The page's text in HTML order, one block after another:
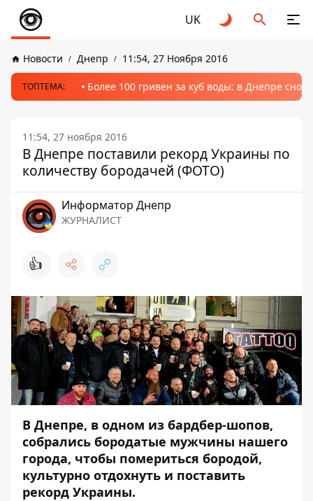
UK
Новости Днепр 11:54, 27 Ноября 2016
ТОПТЕМА: Более 100 гривен за куб воды: в Днепре
11:54, 27 ноября 2016
В Днепре поставили рекорд Украины по
количеству бородачей (ФОТО)
Информатор Днепр
ЖУРНАЛИСТ
👍
В Днепре, в одном из бардбер-шопов,
собрались бородатые мужчины нашего
города, чтобы помериться бородой,
культурно отдохнуть и поставить
рекорд Украины.